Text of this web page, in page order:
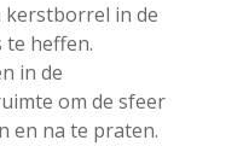
kerstborrel in de
te heffen.
in de
om de sfeer
en na te praten.